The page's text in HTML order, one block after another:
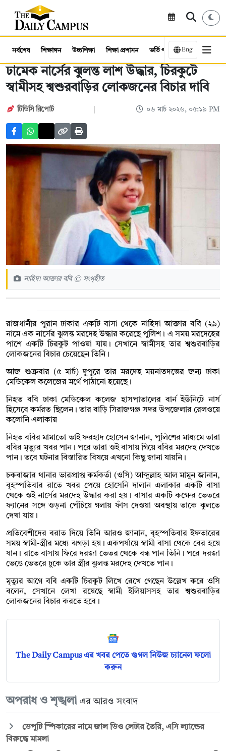
সর্বশেষ শিক্ষাঙ্গন উচ্চশিক্ষা শিক্ষা প্রশাসন ভর্তি পরীক্ষা কর্মসংস্থান
Eng
ঢামেক নার্সের ঝুলন্ত লাশ উদ্ধার, চিরকুটে
স্বামীসহ শ্বশুরবাড়ির লোকজনের বিচার দাবি
টিডিসি রিপোর্ট ০৬ মার্চ ২০২৬, ০৫:১৯ PM
নাহিদা আক্তার ববি © সংগৃহীত
রাজধানীর পুরান ঢাকার একটি বাসা থেকে নাহিদা আক্তার ববি (২৯)
নামে এক নার্সের ঝুলন্ত মরদেহ উদ্ধার করেছে পুলিশ। এ সময় মরদেহের
পাশে একটি চিরকুট পাওয়া যায়। সেখানে স্বামীসহ তার শ্বশুরবাড়ির
লোকজনের বিচার চেয়েছেন তিনি।
আজ শুক্রবার (৫ মার্চ) দুপুরে তার মরদেহ ময়নাতদন্তের জন্য ঢাকা
মেডিকেল কলেজের মর্গে পাঠানো হয়েছে।
নিহত ববি ঢাকা মেডিকেল কলেজ হাসপাতালের বার্ন ইউনিটে নার্স
হিসেবে কর্মরত ছিলেন। তার বাড়ি সিরাজগঞ্জ সদর উপজেলার রেলওয়ে
কলোনি এলাকায়
নিহত ববির মামাতো ভাই ফরহাদ হোসেন জানান, পুলিশের মাধ্যমে তারা
ববির মৃত্যুর খবর পান। পরে তারা ওই বাসায় গিয়ে ববির মরদেহ দেখতে
পান। তবে ঘটনার বিস্তারিত বিষয়ে এখনো কিছু জানা যায়নি।
চকবাজার থানার ভারপ্রাপ্ত কর্মকর্তা (ওসি) আব্দুল্লাহ আল মামুন জানান,
বৃহস্পতিবার রাতে খবর পেয়ে হোসেনি দালান এলাকার একটি বাসা
থেকে ওই নার্সের মরদেহ উদ্ধার করা হয়। বাসার একটি কক্ষের ভেতরে
ফ্যানের সঙ্গে ওড়না পেঁচিয়ে গলায় ফাঁস দেওয়া অবস্থায় তাকে ঝুলতে
দেখা যায়।
প্রতিবেশীদের বরাত দিয়ে তিনি আরও জানান, বৃহস্পতিবার ইফতারের
সময় স্বামী-স্ত্রীর মধ্যে ঝগড়া হয়। একপর্যায়ে স্বামী বাসা থেকে বের হয়ে
যান। রাতে বাসায় ফিরে দরজা ভেতর থেকে বন্ধ পান তিনি। পরে দরজা
ভেঙে ভেতরে ঢুকে তার স্ত্রীর ঝুলন্ত মরদেহ দেখতে পান।
মৃত্যুর আগে ববি একটি চিরকুট লিখে রেখে গেছেন উল্লেখ করে ওসি
বলেন, সেখানে লেখা রয়েছে স্বামী ইলিয়াসসহ তার শ্বশুরবাড়ির
লোকজনের বিচার করতে হবে।
The Daily Campus এর খবর পেতে গুগল নিউজ চ্যানেল ফলো
করুন
অপরাধ ও শৃঙ্খলা এর আরও সংবাদ
ডেপুটি স্পিকারের নামে জাল ডিও লেটার তৈরি, এসি ল্যান্ডের
বিরুদ্ধে মামলা